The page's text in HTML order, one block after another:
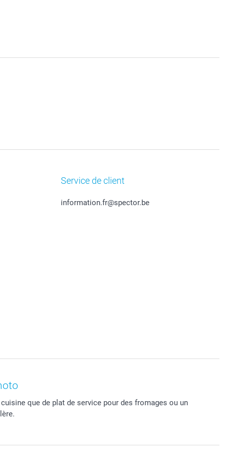
Service de client
information.fr@spector.be
que de plat de service pour des fromages ou un